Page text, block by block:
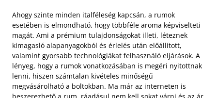
Ahogy szinte minden italféleség kapcsán, a rumok
esetében is elmondható, hogy többféle aroma képviselteti
magát. Ami a prémium tulajdonságokat illeti, léteznek
kimagasló alapanyagokból és érlelés után előállított,
valamint gyorsabb technológiákat felhasználó eljárások. A
lényeg, hogy a rumok vonatkozásában is megéri nyitottnak
lenni, hiszen számtalan kivételes minőségű
megvásárolható a boltokban. Ma már az interneten is